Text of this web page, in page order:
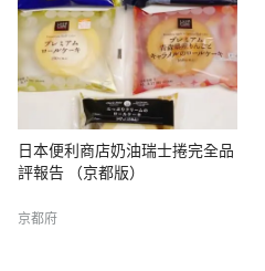
日本便利商店奶油瑞士捲完全品
評報告 （京都版）
京都府